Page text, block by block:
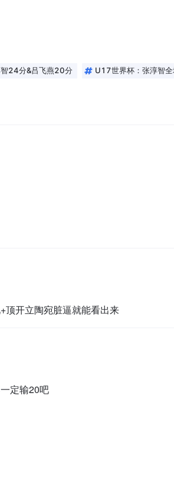
24分&吕飞燕20分 U17世界杯：张淳智
顶开立陶宛脏逼就能看出来
定输20吧